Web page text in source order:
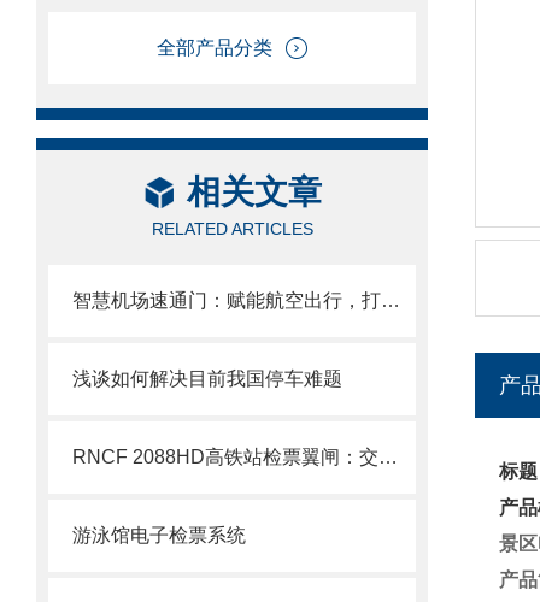
全部产品分类
相关文章
RELATED ARTICLES
智慧机场速通门：赋能航空出行，打造机场高效通行体系
浅谈如何解决目前我国停车难题
RNCF 2088HD高铁站检票翼闸：交通枢纽大客流智能通行管控设备
游泳馆电子检票系统
产
标
产
景
产